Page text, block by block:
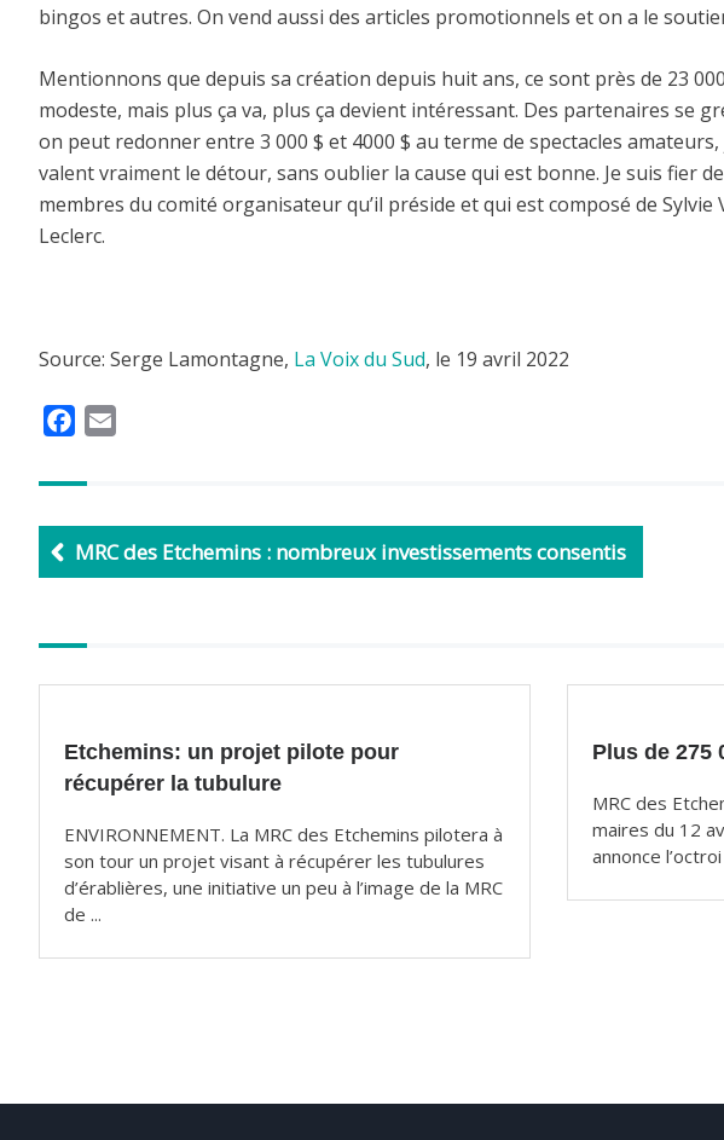
bingos et autres. On vend aussi des articles promotionnels et on a le
Mentionnons que depuis sa création depuis huit ans, ce sont près de 23
modeste, mais plus ça va, plus ça devient intéressant. Des partenaires se
on peut redonner entre 3 000 $ et 4000 $ au terme de spectacles
valent vraiment le détour, sans oublier la cause qui est bonne. Je suis fier
membres du comité organisateur qu’il préside et qui est composé de
Leclerc.
Source: Serge Lamontagne, La Voix du Sud, le 19 avril 2022
c
b
o
k
l
MRC des Etchemins : nombreux investissements consentis
articles
Etchemins: un projet pilote pour
récupérer la tubulure
ENVIRONNEMENT. La MRC des Etchemins pilotera à
son tour un projet visant à récupérer les tubulures
d’érablières, une initiative un peu à l’image de la MRC
de ...
Plus de 275
MRC des
maires du 12
annonce